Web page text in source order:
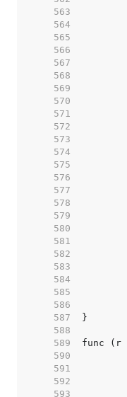
   563
   564
   565
   566
   567
   568
   569
   570
   571
   572
   573
   574
   575
   576
   577
   578
   579
   580
   581
   582
   583
   584
   585
   586
   587
   588
   589
   590
   591
   592
   593